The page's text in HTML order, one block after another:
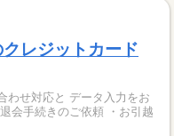
レジットカード
わせ対応と データ入力をお
会手続きのご依頼 ・お引越